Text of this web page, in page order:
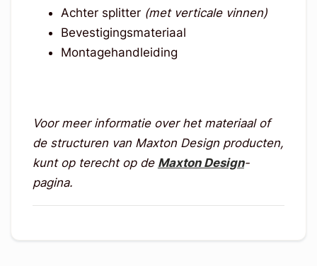
Achter splitter(met verticale vinnen)
Bevestigingsmateriaal
Montagehandleiding
Voor meer informatie over het materiaal of
de structuren van Maxton Design producten,
kunt op terecht op de Maxton Design-
pagina.